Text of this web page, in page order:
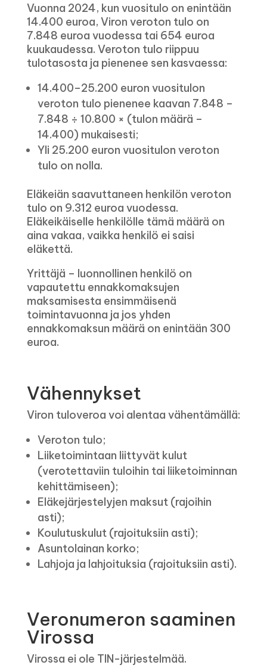
Vuonna 2024, kun vuositulo on enintään
14.400 euroa, Viron veroton tulo on
7.848 euroa vuodessa tai 654 euroa
kuukaudessa. Veroton tulo riippuu
tulotasosta ja pienenee sen kasvaessa:
14.400–25.200 euron vuositulon
veroton tulo pienenee kaavan 7.848 –
7.848 ÷ 10.800 × (tulon määrä –
14.400) mukaisesti;
Yli 25.200 euron vuositulon veroton
tulo on nolla.
Eläkeiän saavuttaneen henkilön veroton
tulo on 9.312 euroa vuodessa.
Eläkeikäiselle henkilölle tämä määrä on
aina vakaa, vaikka henkilö ei saisi
eläkettä.
Yrittäjä – luonnollinen henkilö on
vapautettu ennakkomaksujen
maksamisesta ensimmäisenä
toimintavuonna ja jos yhden
ennakkomaksun määrä on enintään 300
euroa.
Vähennykset
Viron tuloveroa voi alentaa vähentämällä:
Veroton tulo;
Liiketoimintaan liittyvät kulut
(verotettaviin tuloihin tai liiketoiminnan
kehittämiseen);
Eläkejärjestelyjen maksut (rajoihin
asti);
Koulutuskulut (rajoituksiin asti);
Asuntolainan korko;
Lahjoja ja lahjoituksia (rajoituksiin asti).
Veronumeron saaminen
Virossa
Virossa ei ole TIN-järjestelmää.